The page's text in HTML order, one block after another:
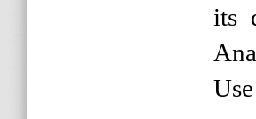
its